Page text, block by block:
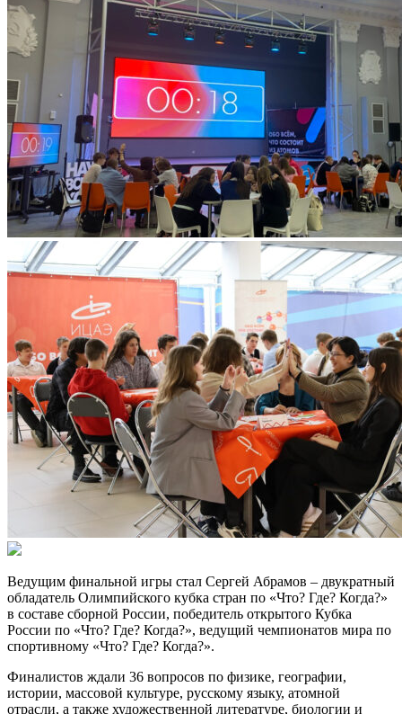
Ведущим финальной игры стал Сергей Абрамов – двукратный
обладатель Олимпийского кубка стран по «Что? Где? Когда?»
в составе сборной России, победитель открытого Кубка
России по «Что? Где? Когда?», ведущий чемпионатов мира по
спортивному «Что? Где? Когда?».
Финалистов ждали 36 вопросов по физике, географии,
истории, массовой культуре, русскому языку, атомной
отрасли, а также художественной литературе, биологии и